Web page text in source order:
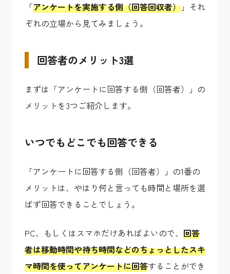
「アンケートを実施する側（回答回収者） 」それ
ぞれの立場から見てみましょう。
回答者のメリット3選
まずは「アンケートに回答する側（回答者）」の
メリットを3つご紹介します。
いつでもどこでも回答できる
「アンケートに回答する側（回答者）」の1番の
メリットは、やはり何と言っても時間と場所を選
ばず回答できることでしょう。
PC、もしくはスマホだけあればよいので、 回答
者は移動時間や待ち時間などのちょっとしたスキ
マ時間を使ってアンケートに回答することができ